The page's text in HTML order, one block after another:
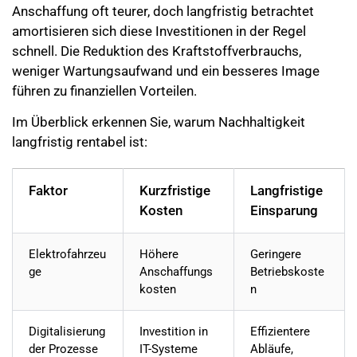
Anschaffung oft teurer, doch langfristig betrachtet
amortisieren sich diese Investitionen in der Regel
schnell. Die Reduktion des Kraftstoffverbrauchs,
weniger Wartungsaufwand und ein besseres Image
führen zu finanziellen Vorteilen.
Im Überblick erkennen Sie, warum Nachhaltigkeit
langfristig rentabel ist:
Faktor
Kurzfristige
Kosten
Langfristige
Einsparung
Elektrofahrzeu
ge
Höhere
Anschaffungs
kosten
Geringere
Betriebskoste
n
Digitalisierung
der Prozesse
Investition in
IT-Systeme
Effizientere
Abläufe,